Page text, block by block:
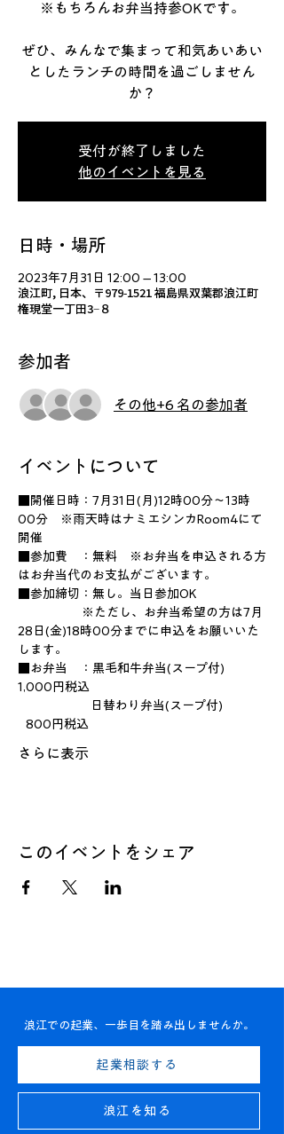
※もちろんお弁当持参OKです。
ぜひ、みんなで集まって和気あいあい
としたランチの時間を過ごしません
か？
受付が終了しました
他のイベントを見る
日時・場所
2023年7月31日 12:00 – 13:00
浪江町, 日本、〒979-1521 福島県双葉郡浪江町
権現堂一丁田3−８
参加者
その他+6 名の参加者
イベントについて
■開催日時：7月31日(月)12時00分～13時
00分　※雨天時はナミエシンカRoom4にて
開催
■参加費　：無料　※お弁当を申込される方
はお弁当代のお支払がございます。
■参加締切：無し。当日参加OK
※ただし、お弁当希望の方は7月
28日(金)18時00分までに申込をお願いいた
します。
■お弁当　：黒毛和牛弁当(スープ付)
1,000円税込
日替わり弁当(スープ付)
800円税込
さらに表示
このイベントをシェア
浪江での起業、一歩目を踏み出しませんか。
起業相談する
浪江を知る